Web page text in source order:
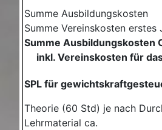
Summe Ausbildungskosten
Summe Vereinskosten erstes
Summe Ausbildungskosten
inkl. Vereinskosten für das
SPL für
Theorie (60 Std) je nach
Lehrmaterial ca.